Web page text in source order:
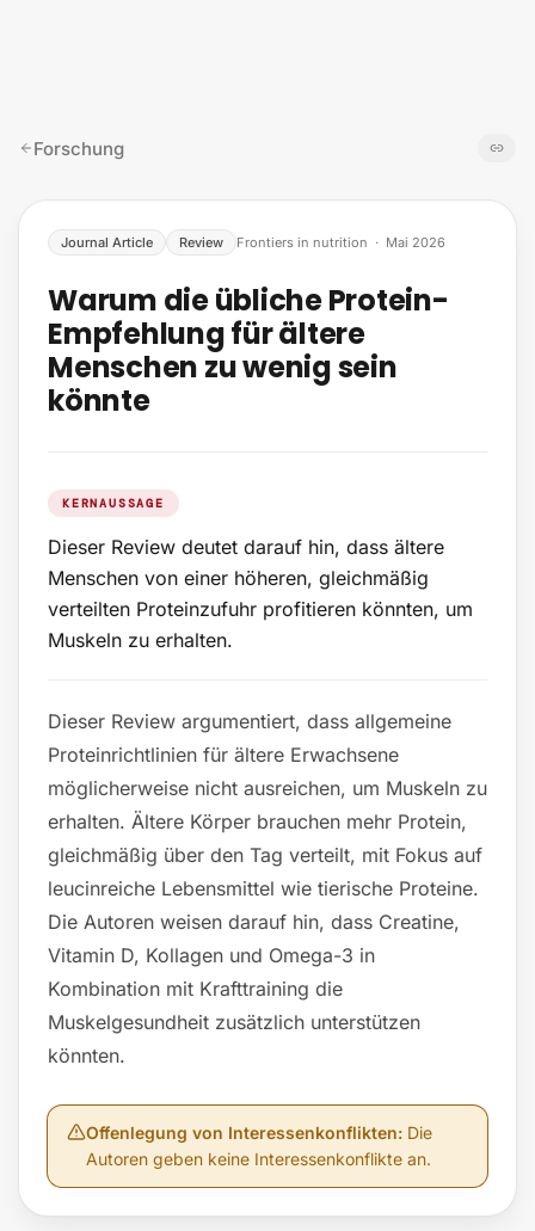
Forschung
Journal Article Review Frontiers in nutrition · Mai 2026
Warum die übliche Protein-
Empfehlung für ältere
Menschen zu wenig sein
könnte
KERNAUSSAGE
Dieser Review deutet darauf hin, dass ältere
Menschen von einer höheren, gleichmäßig
verteilten Proteinzufuhr profitieren könnten, um
Muskeln zu erhalten.
Dieser Review argumentiert, dass allgemeine
Proteinrichtlinien für ältere Erwachsene
möglicherweise nicht ausreichen, um Muskeln zu
erhalten. Ältere Körper brauchen mehr Protein,
gleichmäßig über den Tag verteilt, mit Fokus auf
leucinreiche Lebensmittel wie tierische Proteine.
Die Autoren weisen darauf hin, dass Creatine,
Vitamin D, Kollagen und Omega-3 in
Kombination mit Krafttraining die
Muskelgesundheit zusätzlich unterstützen
könnten.
Offenlegung von Interessenkonflikten: Die
Autoren geben keine Interessenkonflikte an.